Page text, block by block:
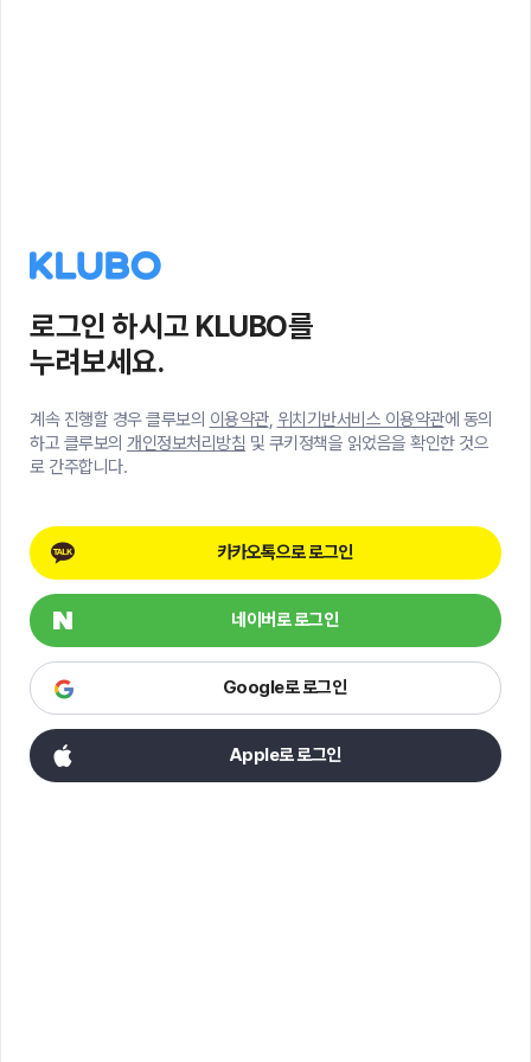
로그인 하시고 KLUBO를
누려보세요.
계속 진행할 경우 클루보의 이용약관, 위치기반서비스 이용약관에 동의
하고 클루보의 개인정보처리방침 및 쿠키정책을 읽었음을 확인한 것으
로 간주합니다.
카카오톡으로 로그인
네이버로 로그인
Google로 로그인
Apple로 로그인